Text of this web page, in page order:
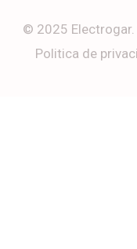
© 2025 Electrogar.
Politica de